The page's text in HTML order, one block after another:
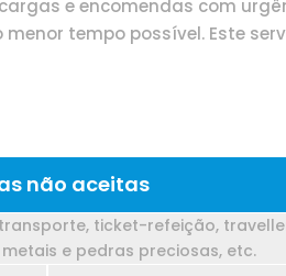
e encomendas com
tempo possível. Este
não aceitas
ticket-refeição,
e pedras preciosas, etc.